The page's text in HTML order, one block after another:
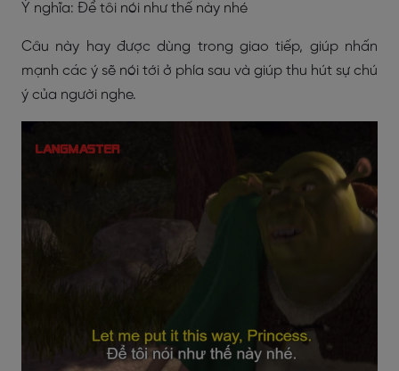
Ý nghĩa: Để tôi nói như thế này nhé
Câu này hay được dùng trong giao tiếp, giúp nhấn
mạnh các ý sẽ nói tới ở phía sau và giúp thu hút sự chú
ý của người nghe.